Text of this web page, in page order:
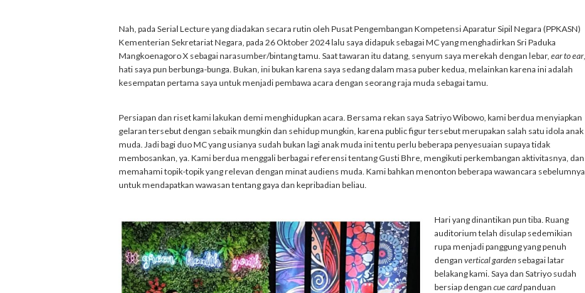
Nah, pada Serial Lecture yang diadakan secara rutin oleh Pusat Pengembangan Kompetensi Aparatur Sipil Negara (PPKASN)
Kementerian Sekretariat Negara, pada 26 Oktober 2024 lalu saya didapuk sebagai MC yang menghadirkan Sri Paduka
Mangkoenagoro X sebagai narasumber/bintang tamu. Saat tawaran itu datang, senyum saya merekah dengan lebar, ear to ear,
hati saya pun berbunga-bunga. Bukan, ini bukan karena saya sedang dalam masa puber kedua, melainkan karena ini adalah
kesempatan pertama saya untuk menjadi pembawa acara dengan seorang raja muda sebagai tamu.
Persiapan dan riset kami lakukan demi menghidupkan acara. Bersama rekan saya Satriyo Wibowo, kami berdua menyiapkan
gelaran tersebut dengan sebaik mungkin dan sehidup mungkin, karena public figur tersebut merupakan salah satu idola anak
muda. Jadi bagi duo MC yang usianya sudah bukan lagi anak muda ini tentu perlu beberapa penyesuaian supaya tidak
membosankan, ya. Kami berdua menggali berbagai referensi tentang Gusti Bhre, mengikuti perkembangan aktivitasnya, dan
memahami topik-topik yang relevan dengan minat audiens muda. Kami bahkan menonton beberapa wawancara sebelumnya
untuk mendapatkan wawasan tentang gaya dan kepribadian beliau.
Hari yang dinantikan pun tiba. Ruang
auditorium telah disulap sedemikian
rupa menjadi panggung yang penuh
dengan vertical garden sebagai latar
belakang kami. Saya dan Satriyo sudah
bersiap dengan cue cardpanduan